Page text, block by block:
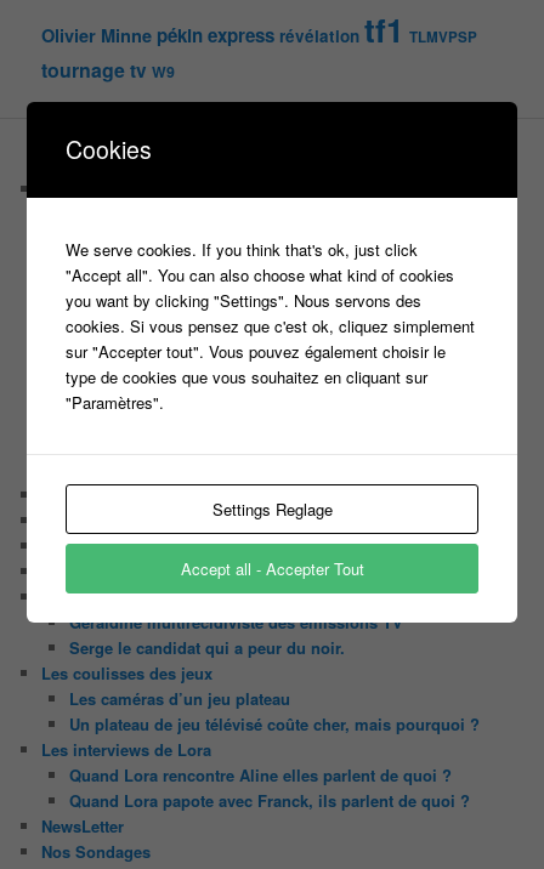
Olivier Minne pékin express révélation tf1 TLMVPSP
tournagetv W9
PAGES
C’est quoi un directeur de casting ?
Harry
Motus
Slam
C’est quoi un casting ?
Tous les castings
Les 12 coups de midi
Chaine Youtube
Il était une fois ….
Le candidat masqué
Le trombinoscope des Joueurs
Géraldine multirécidiviste des émissions TV
Serge le candidat qui a peur du noir.
Les coulisses des jeux
Les caméras d’un jeu plateau
Un plateau de jeu télévisé coûte cher, mais pourquoi ?
Les interviews de Lora
Quand Lora rencontre Aline elles parlent de quoi ?
Quand Lora papote avec Franck, ils parlent de quoi ?
NewsLetter
Nos Sondages
Cookies
We serve cookies. If you think that's ok, just click
"Accept all". You can also choose what kind of cookies
you want by clicking "Settings". Nous servons des
cookies. Si vous pensez que c'est ok, cliquez simplement
sur "Accepter tout". Vous pouvez également choisir le
type de cookies que vous souhaitez en cliquant sur
"Paramètres".
Settings Reglage
Accept all - Accepter Tout